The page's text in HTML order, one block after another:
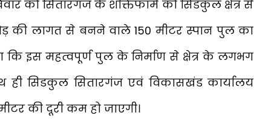
को सितारगंज के शक्तिफार्म को सिडकुल क्षेत्र से
की लागत से बनने वाले 150 मीटर स्पान पुल का
कि इस महत्वपूर्ण पुल के निर्माण से क्षेत्र के लगभग
ही सिडकुल सितारगंज एवं विकासखंड कार्यालय
की दूरी कम हो जाएगी।